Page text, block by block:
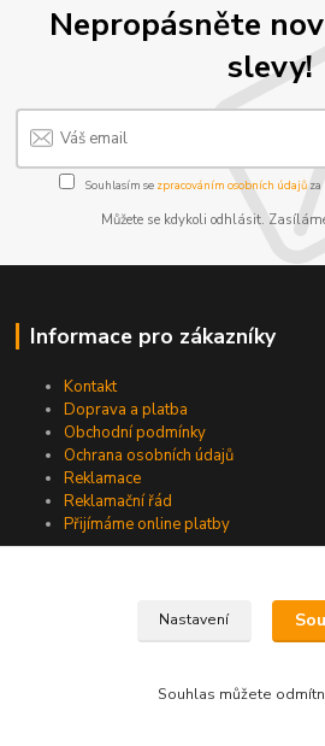
Nepropásněte
slevy!
Souhlasím se zpracováním osobních údajůza
Můžete se kdykoli odhlásit.
Informace pro zákazníky
Kontakt
Doprava a platba
Obchodní podmínky
Ochrana osobních údajů
Reklamace
Reklamační řád
Přijímáme online platby
Nastavení
Souhlas můžete